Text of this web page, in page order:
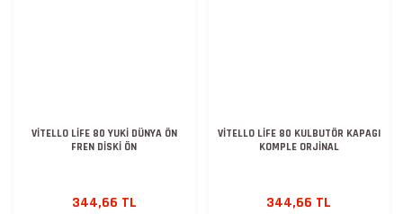
VİTELLO LİFE 80 YUKİ DÜNYA ÖN
FREN DİSKİ ÖN
344,66 TL
VİTELLO LİFE 80 KULBUTÖR KAPAGI
KOMPLE ORJİNAL
344,66 TL